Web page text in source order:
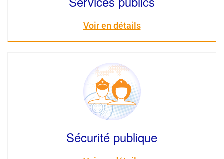
Voir en détails
Sécurité publique